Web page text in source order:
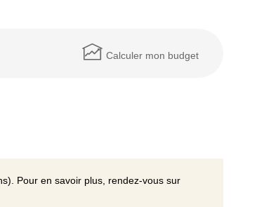
Calculer mon budget
Pour en savoir plus, rendez-vous sur